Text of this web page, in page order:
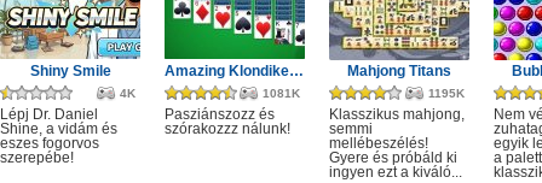
Shiny Smile
4K
Lépj Dr. Daniel
Shine, a vidám és
eszes fogorvos
szerepébe!
Amazing Klondike Solitaire
1081K
Pasziánszozz és
szórakozzz nálunk!
Mahjong Titans
1195K
Klasszikus mahjong,
semmi
mellébeszélés!
Gyere és próbáld ki
ingyen ezt a kiváló...
Nem
egyik
a